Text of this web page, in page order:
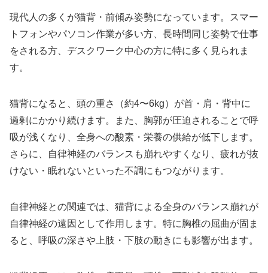
現代人の多くが猫背・前傾み姿勢になっています。スマー
トフォンやパソコン作業が多い方、長時間同じ姿勢で仕事
をされる方、デスクワーク中心の方に特に多く見られま
す。
猫背になると、頭の重さ（約4〜6kg）が首・肩・背中に
過剰にかかり続けます。また、胸郭が圧迫されることで呼
吸が浅くなり、全身への酸素・栄養の供給が低下します。
さらに、自律神経のバランスも崩れやすくなり、疲れが抜
けない・眠れないといった不調にもつながります。
自律神経との関連では、猫背による全身のバランス崩れが
自律神経の遠因として作用します。特に胸椎の屈曲が固ま
ると、呼吸の深さや上肢・下肢の動きにも影響が出ます。